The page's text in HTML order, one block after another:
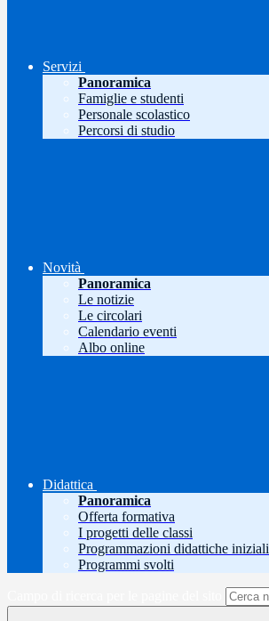
Servizi
Panoramica
Famiglie e studenti
Personale scolastico
Percorsi di studio
Novità
Panoramica
Le notizie
Le circolari
Calendario eventi
Albo online
Didattica
Panoramica
Offerta formativa
I progetti delle classi
Programmazioni didattiche iniziali
Programmi svolti